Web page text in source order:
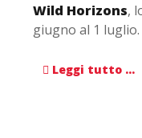
Wild Horizons,
giugno al 1 luglio.
Leggi tutto …